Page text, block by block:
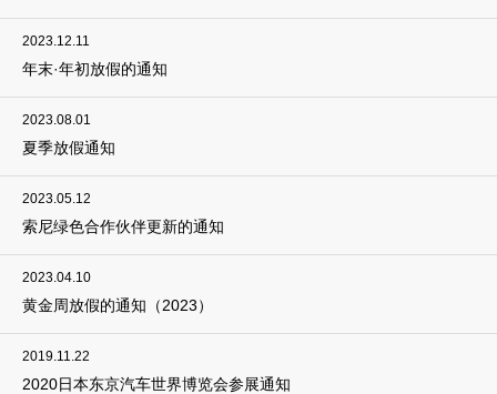
2023.12.11
年末·年初放假的通知
2023.08.01
夏季放假通知
2023.05.12
索尼绿色合作伙伴更新的通知
2023.04.10
黄金周放假的通知（2023）
2019.11.22
2020日本东京汽车世界博览会参展通知